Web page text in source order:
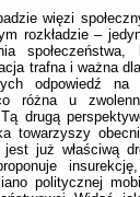
więzi
rozkładzie –
trafna i ważna
odpowiedź
różna u
drugą
towarzyszy
już właściwą
politycznej